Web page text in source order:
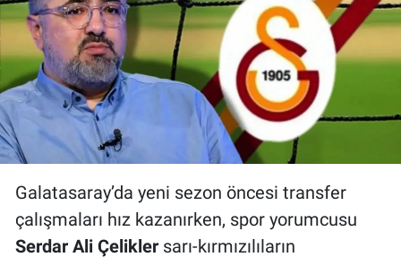
Galatasaray’da yeni sezon öncesi transfer
çalışmaları hız kazanırken, spor yorumcusu
Serdar Ali Çelikler sarı-kırmızılıların
İletişim/Künye
Yaşam
Gözden Kaçmasın
İletişim (Künye)